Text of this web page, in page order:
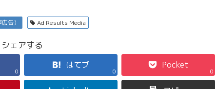
告） Ad Results Media
シェアする
0
はてブ
0
Pocket
0